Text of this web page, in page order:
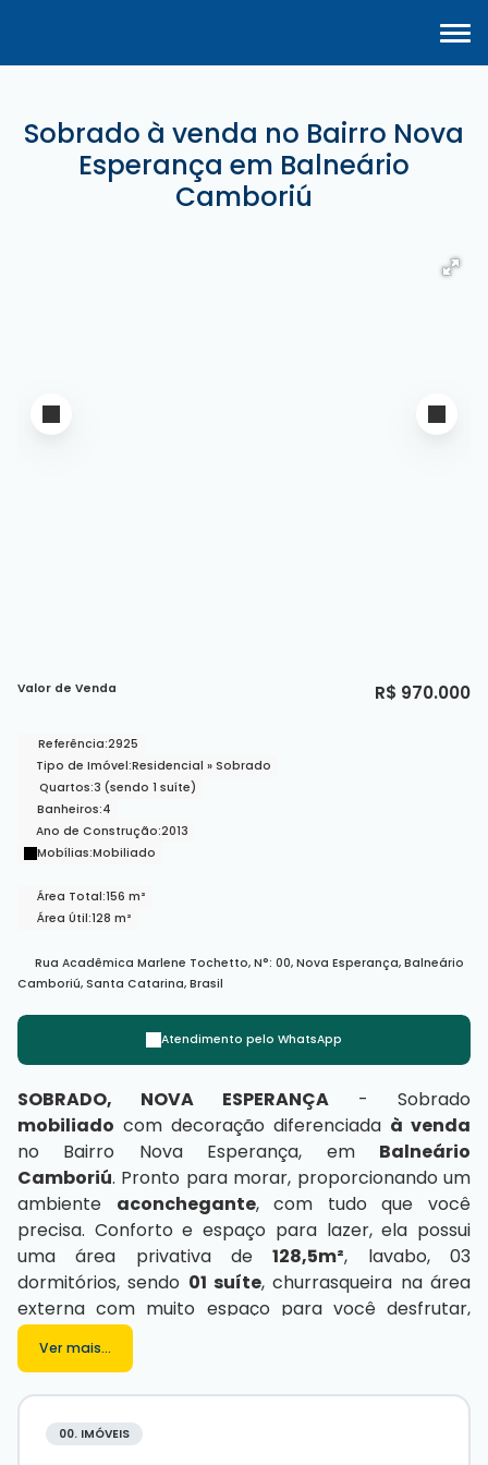
Sobrado à venda no Bairro Nova
Esperança em Balneário
Camboriú
R$ 970.000
Valor de Venda
Referência:2925
Tipo de Imóvel:Residencial » Sobrado
Quartos:3 (sendo 1 suíte)
Banheiros:4
Ano de Construção:2013
Mobílias:Mobiliado
Área Total:156 m²
Área Útil:128 m²
Rua Acadêmica Marlene Tochetto,N°: 00,Nova Esperança,Balneário
Camboriú, Santa Catarina, Brasil
Atendimento pelo WhatsApp
SOBRADO, NOVA ESPERANÇA - Sobrado
mobiliado com decoração diferenciada à venda
no Bairro Nova Esperança, em Balneário
Camboriú. Pronto para morar, proporcionando um
ambiente aconchegante, com tudo que você
precisa. Conforto e espaço para lazer, ela possui
uma área privativa de128,5m², lavabo, 03
dormitórios, sendo 01 suíte, churrasqueira na área
externa com muito espaço para você desfrutar,
próximo a academias, universidades e padarias. Já
pensou em morar onde as pessoas passam as
especialistas da
Características do imóvel:
Ver mais...
00. IMÓVEIS